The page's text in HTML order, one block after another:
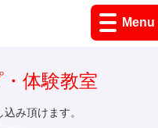
Menu
体験教室
み頂けます。